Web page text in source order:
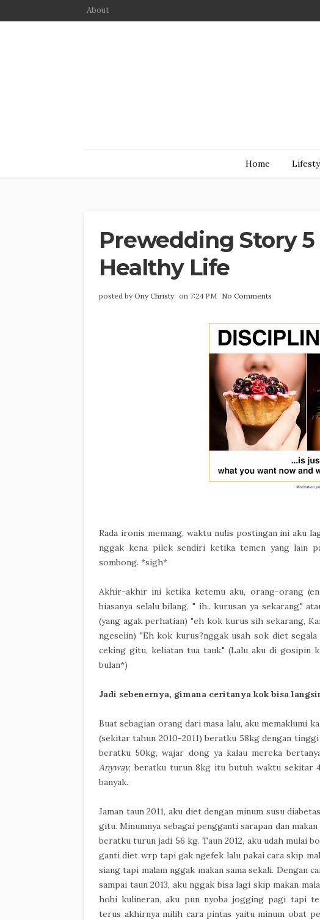
About
Home
Prewedding Story
Healthy Life
posted byOny Christy on 7:24 PM No Comments
Rada ironis memang, waktu nulis postingan ini aku
nggak kena pilek sendiri ketika temen yang lain
sombong. *sigh*
Akhir-akhir ini ketika ketemu aku, orang-orang
biasanya selalu bilang, " ih.. kurusan ya sekarang."
(yang agak perhatian) "eh kok kurus sih sekarang,
ngeselin) "Eh kok kurus?nggak usah sok diet
ceking gitu, keliatan tua tauk." (Lalu aku di gosipin
bulan*)
Jadi sebenernya, gimana ceritanya kok bisa
Buat sebagian orang dari masa lalu, aku memaklumi
(sekitar tahun 2010-2011) beratku 58kg dengan
beratku 50kg, wajar dong ya kalau mereka
Anyway, beratku turun 8kg itu butuh waktu sekitar
banyak.
Jaman taun 2011, aku diet dengan minum susu
gitu. Minumnya sebagai pengganti sarapan dan
beratku turun jadi 56 kg. Taun 2012, aku udah mulai
ganti diet wrp tapi gak ngefek lalu pakai cara skip
siang tapi malam nggak makan sama sekali. Dengan
sampai taun 2013, aku nggak bisa lagi skip makan
hobi kulineran, aku pun nyoba jogging pagi tapi
terus akhirnya milih cara pintas yaitu minum obat